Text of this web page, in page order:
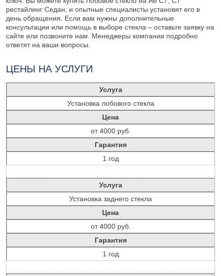
рестайлинг Седан, и опытные специалисты установят его в
день обращения. Если вам нужны дополнительные
консультации или помощь в выборе стекла – оставьте заявку на
сайте или позвоните нам. Менеджеры компании подробно
ответят на ваши вопросы.
ЦЕНЫ НА УСЛУГИ
Услуга
Установка лобового стекла
Цена
от 4000 руб.
Гарантия
1 год
Услуга
Установка заднего стекла
Цена
от 4000 руб.
Гарантия
1 год